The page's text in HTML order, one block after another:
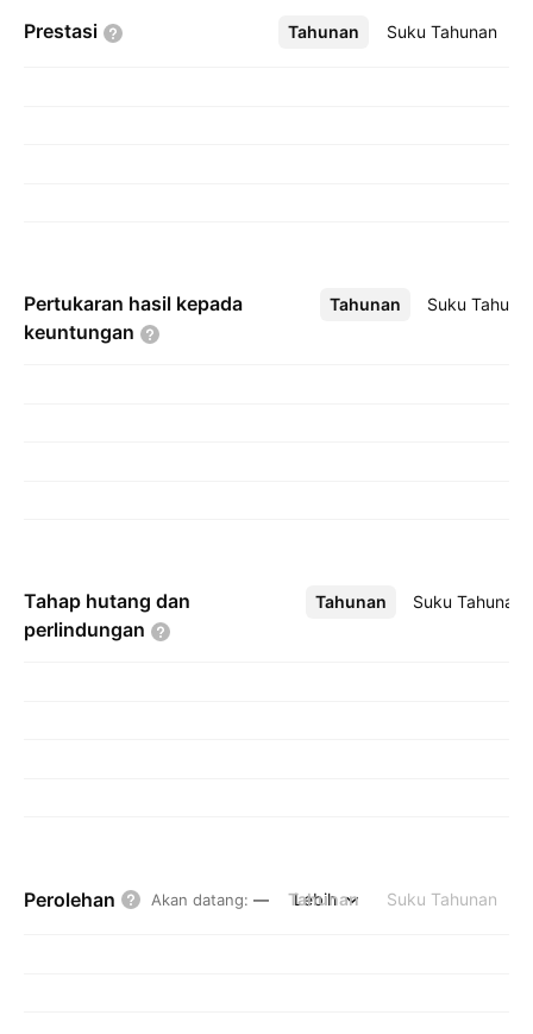
Prestasi Tahunan Suku Tahunan
Lebih
Pertukaran hasil kepada
keuntungan
Tahunan Suku
Lebih
Tahap hutang dan
perlindungan
Tahunan Suku Tahunan
Lebih
Perolehan Akan datang: — Tahunan Suku Tahunan
Lebih